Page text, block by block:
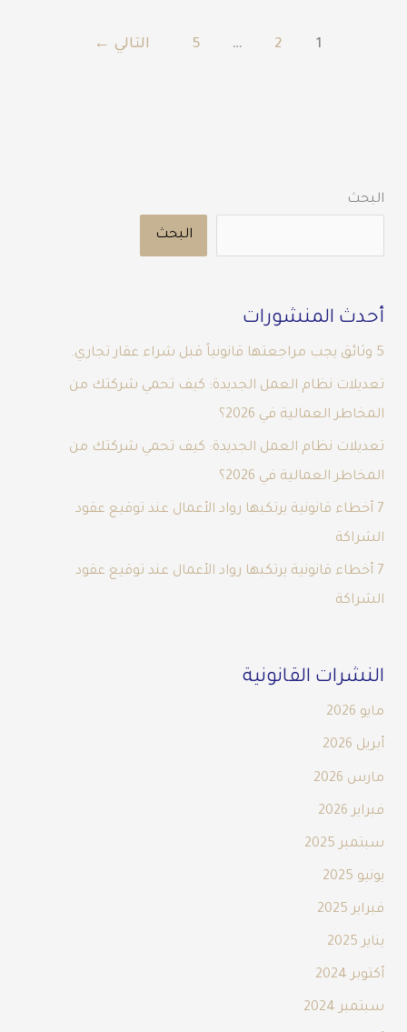
1
2
…
5 التالي ←
البحث
البحث
أحدث المنشورات
5 وثائق يجب مراجعتها قانونياً قبل شراء عقار تجاري.
تعديلات نظام العمل الجديدة: كيف تحمي شركتك من
المخاطر العمالية في 2026؟
تعديلات نظام العمل الجديدة: كيف تحمي شركتك من
المخاطر العمالية في 2026؟
7 أخطاء قانونية يرتكبها رواد الأعمال عند توقيع عقود
الشراكة
7 أخطاء قانونية يرتكبها رواد الأعمال عند توقيع عقود
الشراكة
النشرات القانونية
مايو 2026
أبريل 2026
مارس 2026
فبراير 2026
سبتمبر 2025
يونيو 2025
فبراير 2025
يناير 2025
أكتوبر 2024
سبتمبر 2024